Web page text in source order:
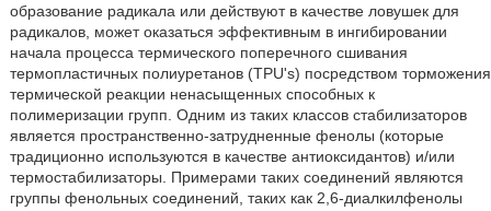
образование радикала или действуют в качестве ловушек для
радикалов, может оказаться эффективным в ингибировании
начала процесса термического поперечного сшивания
термопластичных полиуретанов (TPU's) посредством торможения
термической реакции ненасыщенных способных к
полимеризации групп. Одним из таких классов стабилизаторов
является пространственно-затрудненные фенолы (которые
традиционно используются в качестве антиоксидантов) и/или
термостабилизаторы. Примерами таких соединений являются
группы фенольных соединений, таких как 2,6-диалкилфенолы